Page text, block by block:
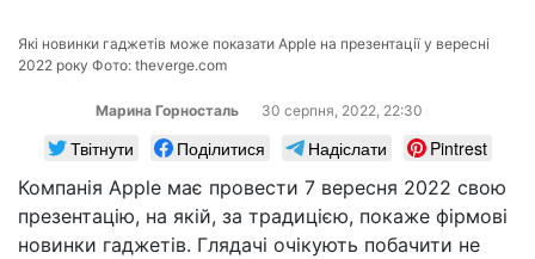
Які новинки гаджетів може показати Apple на презентації у вересні
2022 року Фото: theverge.com
Марина Горносталь 30 серпня, 2022, 22:30
Твітнути Поділитися Надіслати
Pintrest
Компанія Apple має провести 7 вересня 2022 свою
презентацію, на якій, за традицією, покаже фірмові
новинки гаджетів. Глядачі очікують побачити не